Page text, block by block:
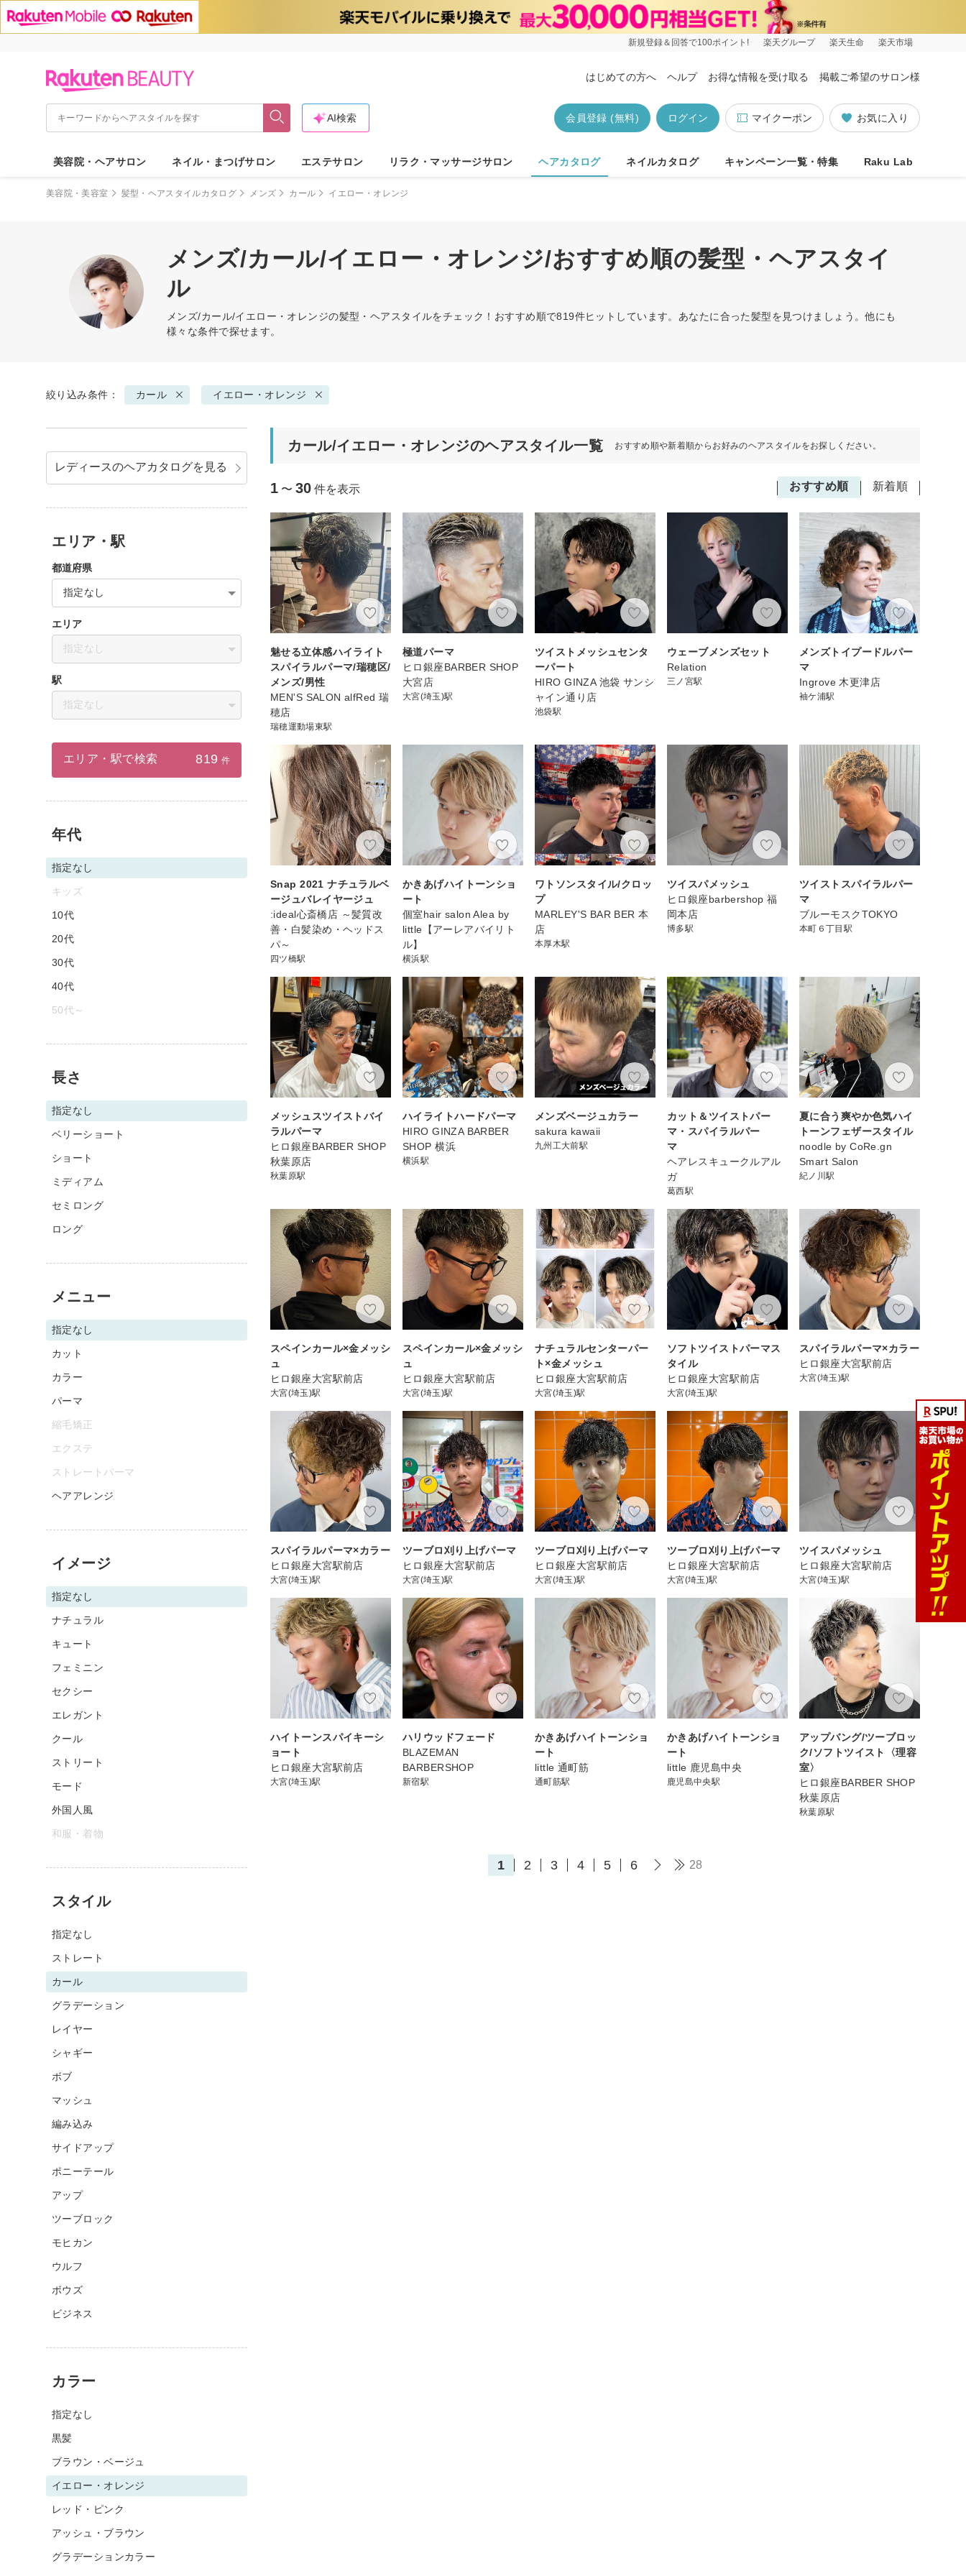
新規登録＆回答で100ポイント! 楽天グループ 楽天生命 楽天市場
はじめての方へ ヘルプ お得な情報を受け取る 掲載ご希望のサロン様
お気に入り
マイクーポン
ログイン
会員登録 (無料)
AI検索
美容院・ヘアサロン ネイル・まつげサロン エステサロン リラク・マッサージサロン ヘアカタログ ネイルカタログ キャンペーン一覧・特集 Raku Lab
美容院・美容室 髪型・ヘアスタイルカタログ メンズ カール イエロー・オレンジ
メンズ/カール/イエロー・オレンジ/おすすめ順の髪型・ヘアスタイ
ル
メンズ/カール/イエロー・オレンジの髪型・ヘアスタイルをチェック！おすすめ順で819件ヒットしています。あなたに合った髪型を見つけましょう。他にも
様々な条件で探せます。
絞り込み条件： カール イエロー・オレンジ
カール/イエロー・オレンジのヘアスタイル一覧 おすすめ順や新着順からお好みのヘアスタイルをお探しください。
おすすめ順 新着順
1 〜 30 件を表示
魅せる立体感ハイライト
スパイラルパーマ/瑞穂区/
メンズ/男性
MEN'S SALON alfRed 瑞
穂店
瑞穂運動場東駅
極道パーマ
ヒロ銀座BARBER SHOP
大宮店
大宮(埼玉)駅
ツイストメッシュセンタ
ーパート
HIRO GINZA 池袋 サンシ
ャイン通り店
池袋駅
ウェーブメンズセット
Relation
三ノ宮駅
メンズトイプードルパー
マ
Ingrove 木更津店
袖ケ浦駅
Snap 2021 ナチュラルベ
ージュバレイヤージュ
:ideal心斎橋店 ～髪質改
善・白髪染め・ヘッドス
パ～
四ツ橋駅
かきあげハイトーンショ
ート
個室hair salon Alea by
little【アーレアバイリト
ル】
横浜駅
ワトソンスタイル/クロッ
プ
MARLEY'S BAR BER 本
店
本厚木駅
ツイスパメッシュ
ヒロ銀座barbershop 福
岡本店
博多駅
ツイストスパイラルパー
マ
ブルーモスクTOKYO
本町６丁目駅
メッシュスツイストバイ
ラルパーマ
ヒロ銀座BARBER SHOP
秋葉原店
秋葉原駅
ハイライトハードパーマ
HIRO GINZA BARBER
SHOP 横浜
横浜駅
メンズベージュカラー
sakura kawaii
九州工大前駅
カット＆ツイストパー
マ・スパイラルパー
マ
ヘアレスキュークルアル
ガ
葛西駅
夏に合う爽やか色気ハイ
トーンフェザースタイル
noodle by CoRe.gn
Smart Salon
紀ノ川駅
スペインカール×金メッシ
ュ
ヒロ銀座大宮駅前店
大宮(埼玉)駅
スペインカール×金メッシ
ュ
ヒロ銀座大宮駅前店
大宮(埼玉)駅
ナチュラルセンターパー
ト×金メッシュ
ヒロ銀座大宮駅前店
大宮(埼玉)駅
ソフトツイストパーマス
タイル
ヒロ銀座大宮駅前店
大宮(埼玉)駅
スパイラルパーマ×カラー
ヒロ銀座大宮駅前店
大宮(埼玉)駅
スパイラルパーマ×カラー
ヒロ銀座大宮駅前店
大宮(埼玉)駅
ツーブロ刈り上げパーマ
ヒロ銀座大宮駅前店
大宮(埼玉)駅
ツーブロ刈り上げパーマ
ヒロ銀座大宮駅前店
大宮(埼玉)駅
ツーブロ刈り上げパーマ
ヒロ銀座大宮駅前店
大宮(埼玉)駅
ツイスパメッシュ
ヒロ銀座大宮駅前店
大宮(埼玉)駅
ハイトーンスパイキーシ
ョート
ヒロ銀座大宮駅前店
大宮(埼玉)駅
ハリウッドフェード
BLAZEMAN
BARBERSHOP
新宿駅
かきあげハイトーンショ
ート
little 通町筋
通町筋駅
かきあげハイトーンショ
ート
little 鹿児島中央
鹿児島中央駅
アップバング/ツーブロッ
ク/ソフトツイスト〈理容
室〉
ヒロ銀座BARBER SHOP
秋葉原店
秋葉原駅
1 2 3 4 5 6 28
レディースのヘアカタログを見る
エリア・駅
都道府県
指定なし
エリア
指定なし
駅
指定なし
エリア・駅で検索 819 件
年代
指定なし
キッズ
10代
20代
30代
40代
50代～
長さ
指定なし
ベリーショート
ショート
ミディアム
セミロング
ロング
メニュー
指定なし
カット
カラー
パーマ
縮毛矯正
エクステ
ストレートパーマ
ヘアアレンジ
イメージ
指定なし
ナチュラル
キュート
フェミニン
セクシー
エレガント
クール
ストリート
モード
外国人風
和服・着物
スタイル
指定なし
ストレート
カール
グラデーション
レイヤー
シャギー
ボブ
マッシュ
編み込み
サイドアップ
ポニーテール
アップ
ツーブロック
モヒカン
ウルフ
ボウズ
ビジネス
カラー
指定なし
黒髪
ブラウン・ベージュ
イエロー・オレンジ
レッド・ピンク
アッシュ・ブラウン
グラデーションカラー